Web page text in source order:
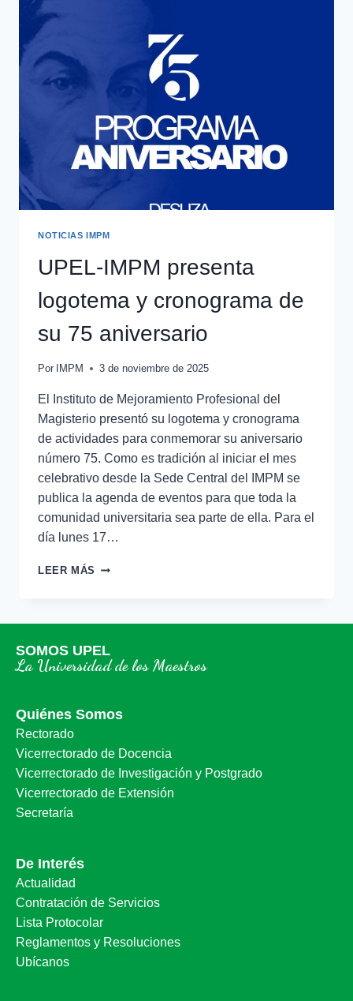
NOTICIAS IMPM
UPEL-IMPM presenta
logotema y cronograma de
su 75 aniversario
Por IMPM 3 de noviembre de 2025
El Instituto de Mejoramiento Profesional del
Magisterio presentó su logotema y cronograma
de actividades para conmemorar su aniversario
número 75. Como es tradición al iniciar el mes
celebrativo desde la Sede Central del IMPM se
publica la agenda de eventos para que toda la
comunidad universitaria sea parte de ella. Para el
día lunes 17…
LEER MÁS
SOMOS UPEL
La Universidad de los Maestros
Quiénes Somos
Rectorado
Vicerrectorado de Docencia
Vicerrectorado de Investigación y Postgrado
Vicerrectorado de Extensión
Secretaría
De Interés
Actualidad
Contratación de Servicios
Lista Protocolar
Reglamentos y Resoluciones
Ubícanos